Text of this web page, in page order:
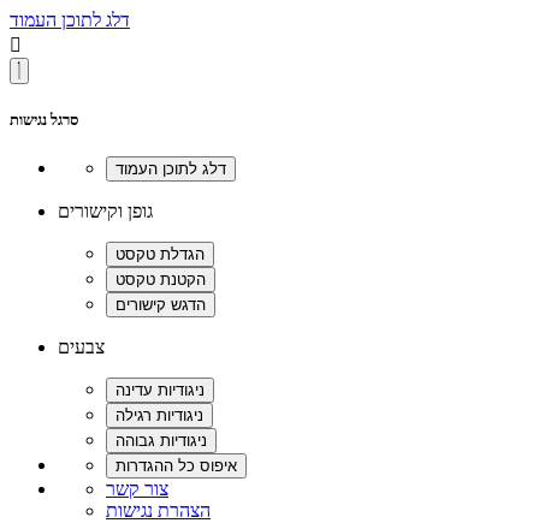
דלג לתוכן העמוד

סרגל נגישות
גופן וקישורים
צבעים
צור קשר
הצהרת נגישות